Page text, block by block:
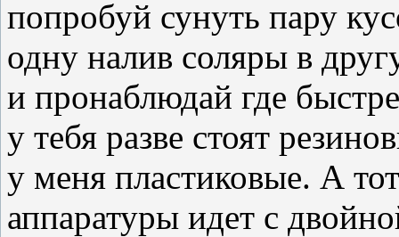
попробуй сунуть пару
одну налив соляры в
и пронаблюдай где
у тебя разве стоят
у меня пластиковые. А
аппаратуры идет с